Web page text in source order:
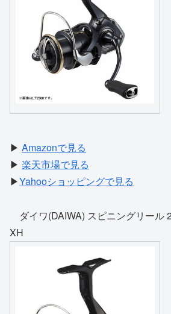
▶ Amazonで見る
▶ 楽天市場で見る
▶Yahooショッピングで見る
ダイワ(DAIWA) スピニングリール
XH